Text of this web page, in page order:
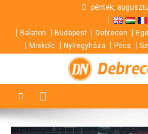
content
péntek,
Balaton Budapest Debrecen
Miskolc
Nyíregyháza Pécs